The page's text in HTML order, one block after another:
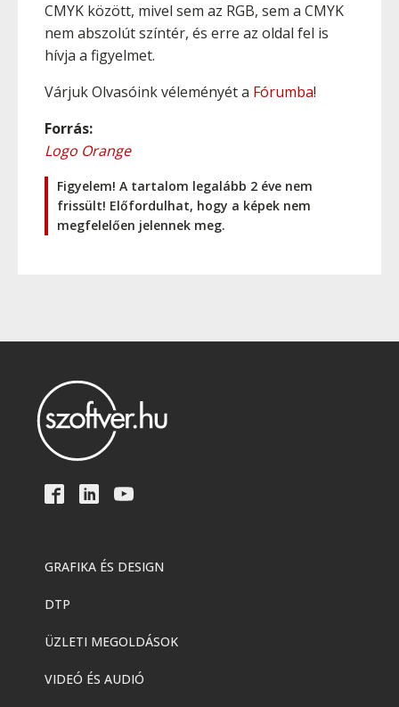
CMYK között, mivel sem az RGB, sem a CMYK
nem abszolút színtér, és erre az oldal fel is
hívja a figyelmet.
Várjuk Olvasóink véleményét a Fórumba!
Forrás:
Logo Orange
Figyelem! A tartalom legalább 2 éve nem
frissült! Előfordulhat, hogy a képek nem
megfelelően jelennek meg.
GRAFIKA ÉS DESIGN
DTP
ÜZLETI MEGOLDÁSOK
VIDEÓ ÉS AUDIÓ